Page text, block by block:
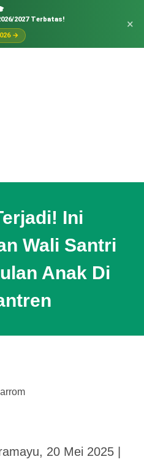
2027 Terbatas!
→
×
Ini
Wali Santri
Anak Di
20 Mei 2025 |